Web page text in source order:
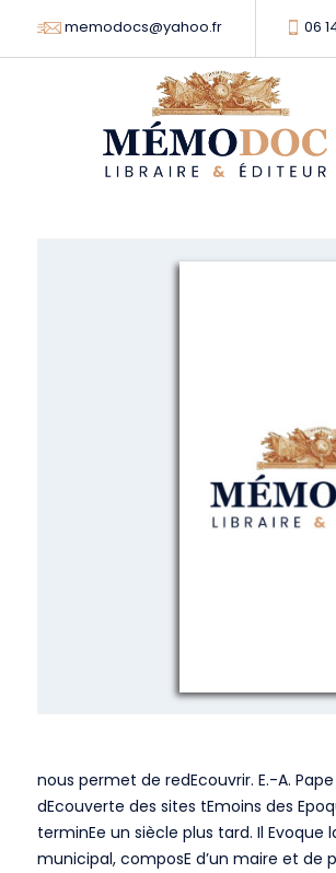
memodocs@yahoo.fr 06
nous permet de redEcouvrir. E.-A.
dEcouverte des sites tEmoins des
terminEe un siècle plus tard. Il Evoque
municipal, composE d’un maire et de